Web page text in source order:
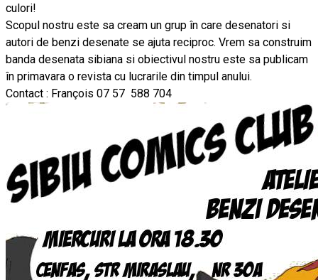
culori!
Scopul nostru este sa cream un grup în care desenatori si
autori de benzi desenate se ajuta reciproc. Vrem sa construim
banda desenata sibiana si obiectivul nostru este sa publicam
în primavara o revista cu lucrarile din timpul anului.
Contact : François 07 57 588 704